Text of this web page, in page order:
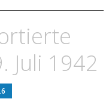
Juli 1942